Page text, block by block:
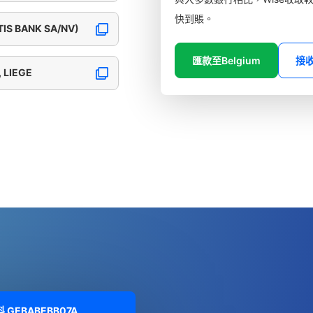
BANK SA/NV)
LIEGE
快到賬。
匯款至Belgium 接
GEBABEBB07A